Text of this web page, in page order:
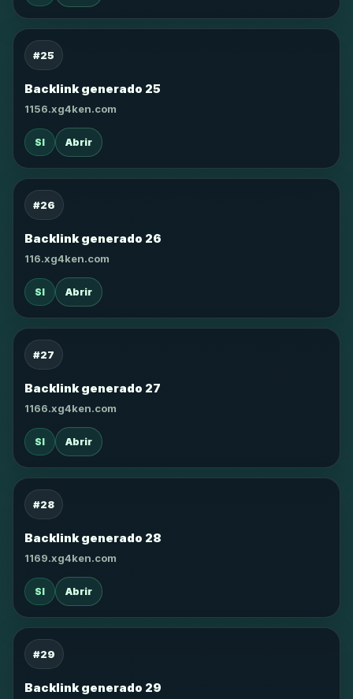
#25
Backlink generado 25
1156.xg4ken.com
SI Abrir
#26
Backlink generado 26
116.xg4ken.com
SI Abrir
#27
Backlink generado 27
1166.xg4ken.com
SI Abrir
#28
Backlink generado 28
1169.xg4ken.com
SI Abrir
#29
Backlink generado 29